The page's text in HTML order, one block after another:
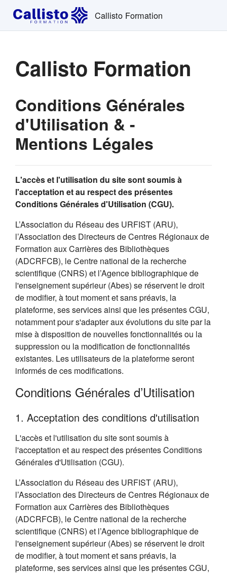
Passer au contenu principal
Callisto Formation
Callisto Formation
Conditions Générales
d'Utilisation & -
Mentions Légales
L'accès et l'utilisation du site sont soumis à
l'acceptation et au respect des présentes
Conditions Générales d'Utilisation (CGU).
L’Association du Réseau des URFIST (ARU),
l’Association des Directeurs de Centres Régionaux de
Formation aux Carrières des Bibliothèques
(ADCRFCB), le Centre national de la recherche
scientifique (CNRS) et l’Agence bibliographique de
l'enseignement supérieur (Abes) se réservent le droit
de modifier, à tout moment et sans préavis, la
plateforme, ses services ainsi que les présentes CGU,
notamment pour s'adapter aux évolutions du site par la
mise à disposition de nouvelles fonctionnalités ou la
suppression ou la modification de fonctionnalités
existantes. Les utilisateurs de la plateforme seront
informés de ces modifications.
Conditions Générales d’Utilisation
1. Acceptation des conditions d'utilisation
L'accès et l'utilisation du site sont soumis à
l'acceptation et au respect des présentes Conditions
Générales d'Utilisation (CGU).
L’Association du Réseau des URFIST (ARU),
l’Association des Directeurs de Centres Régionaux de
Formation aux Carrières des Bibliothèques
(ADCRFCB), le Centre national de la recherche
scientifique (CNRS) et l’Agence bibliographique de
l'enseignement supérieur (Abes) se réservent le droit
de modifier, à tout moment et sans préavis, la
plateforme, ses services ainsi que les présentes CGU,